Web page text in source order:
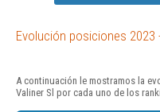
Evolución posiciones 2023
A continuación le mostramos la
Valiner Sl por cada uno de los